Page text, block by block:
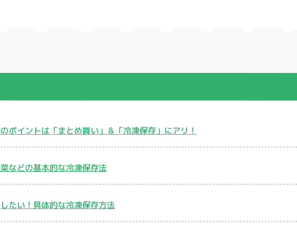
ポイントは「まとめ買い」＆「冷凍保存」にアリ！
などの基本的な冷凍保存法
たい！具体的な冷凍保存方法